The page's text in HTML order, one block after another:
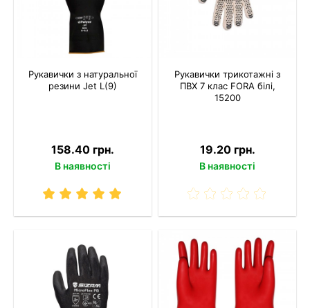
Рукавички з натуральної
резини Jet L(9)
158.40 грн.
В наявності
Рукавички трикотажні з
ПВХ 7 клас FORA білі,
15200
19.20 грн.
В наявності